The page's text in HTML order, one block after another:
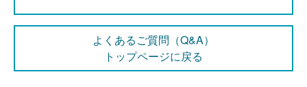
よくあるご質問（Q&A）
トップページに戻る